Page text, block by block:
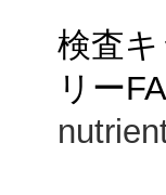
検査
リー